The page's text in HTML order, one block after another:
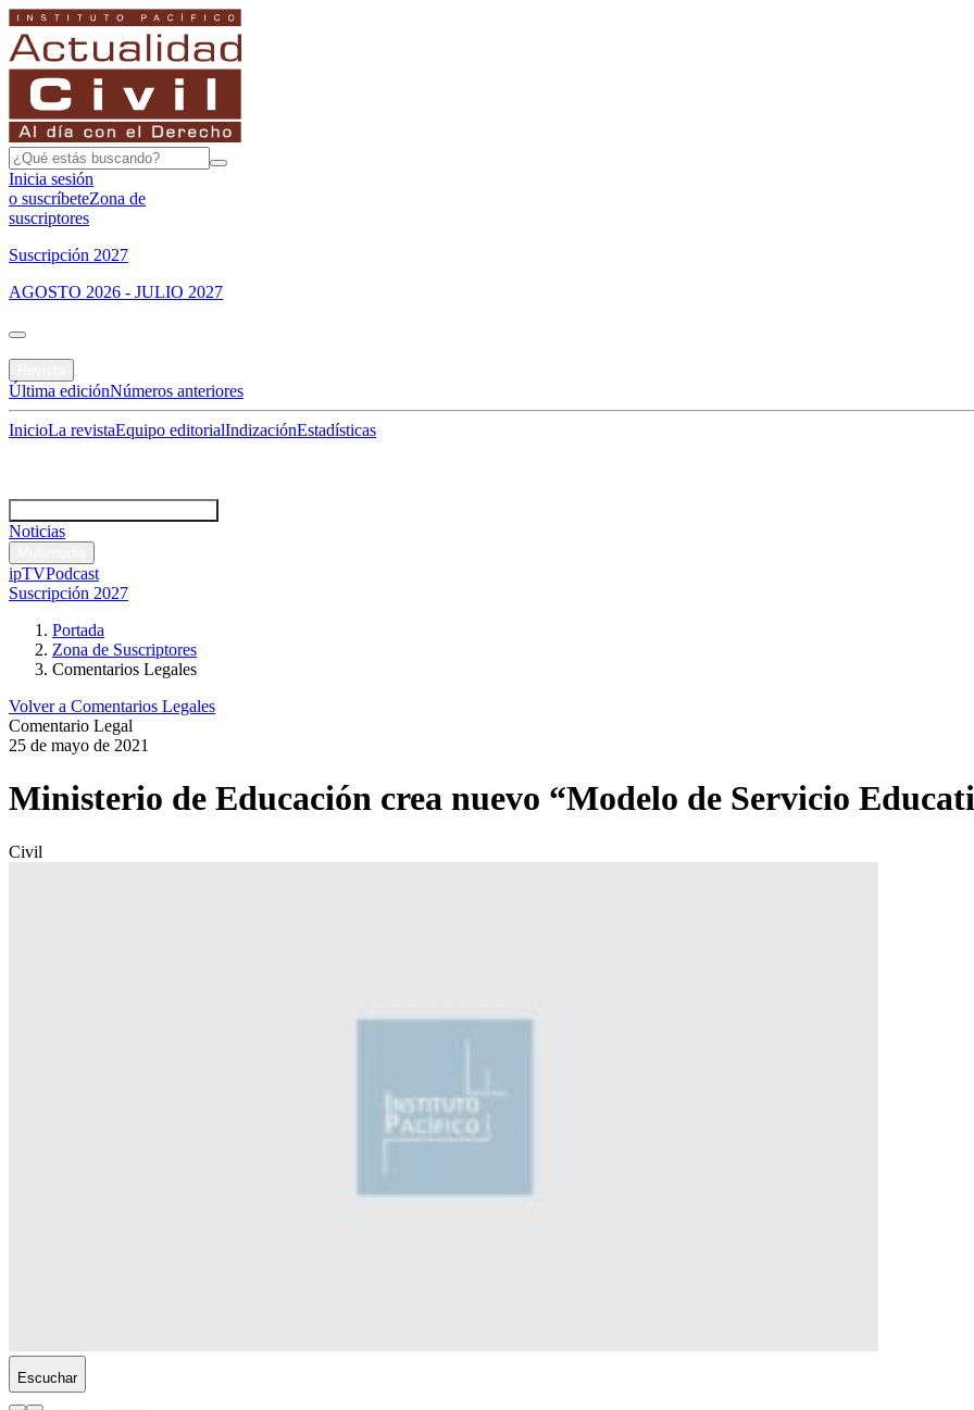
Inicia sesión
o suscríbeteZona de
suscriptores
Suscripción 2027
AGOSTO 2026 - JULIO 2027
Última ediciónNúmeros anteriores
InicioLa revistaEquipo editorialIndizaciónEstadísticas
Noticias
ipTVPodcast
Suscripción 2027
Portada
Zona de Suscriptores
Comentarios Legales
Volver a Comentarios Legales
Comentario Legal
25 de mayo de 2021
Ministerio de Educación crea nuevo “Modelo de Servicio
Civil
Escuchar